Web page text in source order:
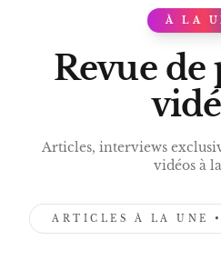
RESTAURANT
À LA
Revue de
Articles, interviews
vidéos à
ARTICLES À LA UNE